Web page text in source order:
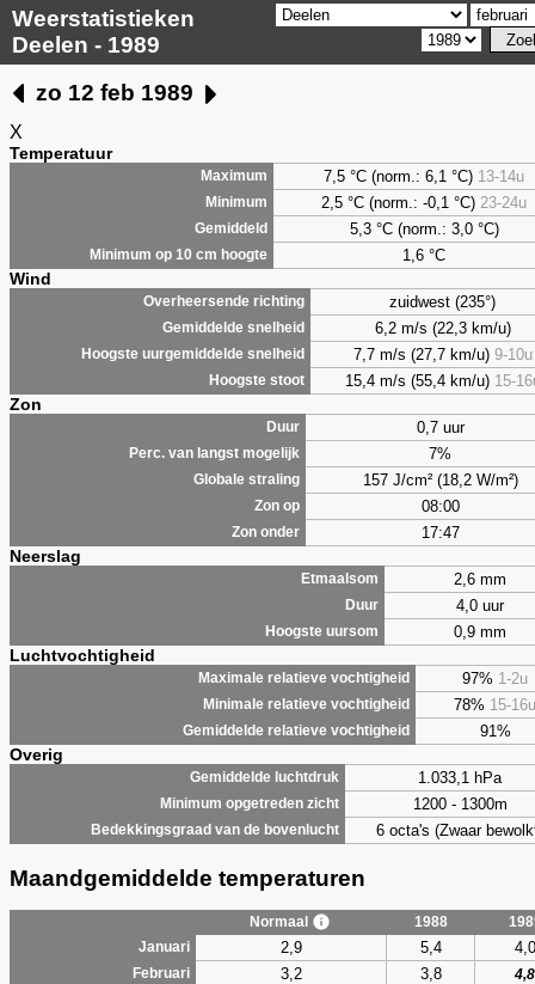
Weerstatistieken
Deelen - 1989
zo 12 feb 1989
X
Temperatuur
Maximum 7,5 °C (norm.: 6,1 °C) 13-14u
Minimum 2,5 °C (norm.: -0,1 °C) 23-24u
Gemiddeld 5,3 °C (norm.: 3,0 °C)
Minimum op 10 cm hoogte 1,6 °C
Wind
Overheersende richting zuidwest (235°)
Gemiddelde snelheid 6,2 m/s (22,3 km/u)
Hoogste uurgemiddelde snelheid 7,7 m/s (27,7 km/u) 9-10u
Hoogste stoot 15,4 m/s (55,4 km/u) 15-
Zon
Duur 0,7 uur
Perc. van langst mogelijk 7%
Globale straling 157 J/cm² (18,2 W/m²)
Zon op 08:00
Zon onder 17:47
Neerslag
Etmaalsom 2,6 mm
Duur 4,0 uur
Hoogste uursom 0,9 mm
Luchtvochtigheid
Maximale relatieve vochtigheid 97% 1-2u
Minimale relatieve vochtigheid 78% 15-16u
Gemiddelde relatieve vochtigheid 91%
Overig
Gemiddelde luchtdruk 1.033,1 hPa
Minimum opgetreden zicht 1200 - 1300m
Bedekkingsgraad van de bovenlucht 6 octa's (Zwaar
Maandgemiddelde temperaturen
Normaal 1988
Januari
2,9 5,4 4,0
Februari 3,2 3,8
4,8